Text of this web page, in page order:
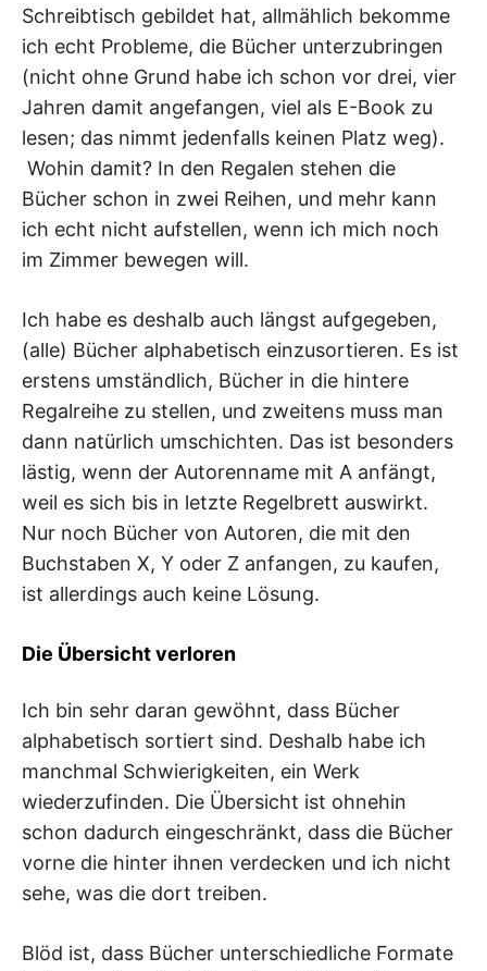
Schreibtisch gebildet hat, allmählich bekomme
ich echt Probleme, die Bücher unterzubringen
(nicht ohne Grund habe ich schon vor drei, vier
Jahren damit angefangen, viel als E-Book zu
lesen; das nimmt jedenfalls keinen Platz weg).
Wohin damit? In den Regalen stehen die
Bücher schon in zwei Reihen, und mehr kann
ich echt nicht aufstellen, wenn ich mich noch
im Zimmer bewegen will.
Ich habe es deshalb auch längst aufgegeben,
(alle) Bücher alphabetisch einzusortieren. Es ist
erstens umständlich, Bücher in die hintere
Regalreihe zu stellen, und zweitens muss man
dann natürlich umschichten. Das ist besonders
lästig, wenn der Autorenname mit A anfängt,
weil es sich bis in letzte Regelbrett auswirkt.
Nur noch Bücher von Autoren, die mit den
Buchstaben X, Y oder Z anfangen, zu kaufen,
ist allerdings auch keine Lösung.
Die Übersicht verloren
Ich bin sehr daran gewöhnt, dass Bücher
alphabetisch sortiert sind. Deshalb habe ich
manchmal Schwierigkeiten, ein Werk
wiederzufinden. Die Übersicht ist ohnehin
schon dadurch eingeschränkt, dass die Bücher
vorne die hinter ihnen verdecken und ich nicht
sehe, was die dort treiben.
Blöd ist, dass Bücher unterschiedliche Formate